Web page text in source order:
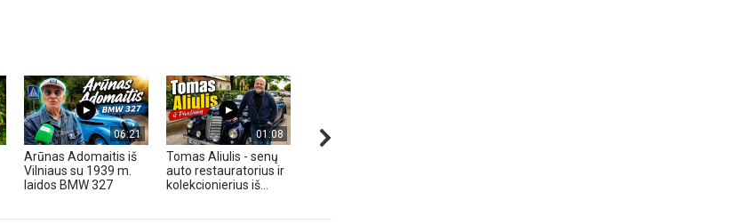
06:21
Arūnas Adomaitis iš
Vilniaus su 1939 m.
laidos BMW 327
01:08
Tomas Aliulis - senų
auto restauratorius ir
kolekcionierius iš...